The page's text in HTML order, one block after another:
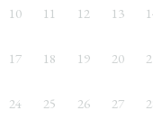
10 11 12 13
17 18 19 20
24 25 26 27